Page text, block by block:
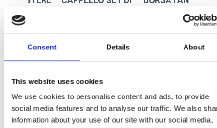
Consent Details About
This website uses cookies
We use cookies to personalise content and ads, to provide
social media features and to analyse our traffic. We also
information about your use of our site with our social media,
2200010466 Ref: 2200010816